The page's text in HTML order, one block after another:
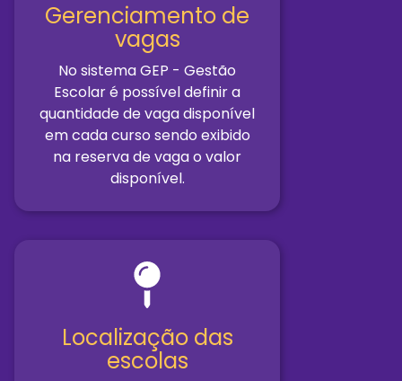
Gerenciamento de
vagas
No sistema GEP - Gestão
Escolar é possível definir a
quantidade de vaga disponível
em cada curso sendo exibido
na reserva de vaga o valor
disponível.
Localização das
escolas